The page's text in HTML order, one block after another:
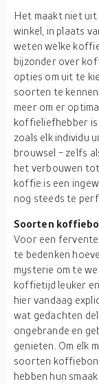
Het maakt niet
winkel, in plaats
weten welke
bijzonder over
opties om uit te
soorten te
meer om er
koffieliefhebber
zoals elk individu
brouwsel - zelfs
het verbouwen
koffie is een
nog steeds te
Soorten
Voor een
te bedenken
mysterie om te
koffietijd leuker
hier vandaag
wat gedachten
ongebrande en
genieten. Om elk
soorten
hebben hun